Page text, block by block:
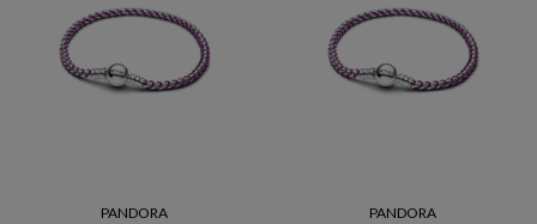
PANDORA PANDORA